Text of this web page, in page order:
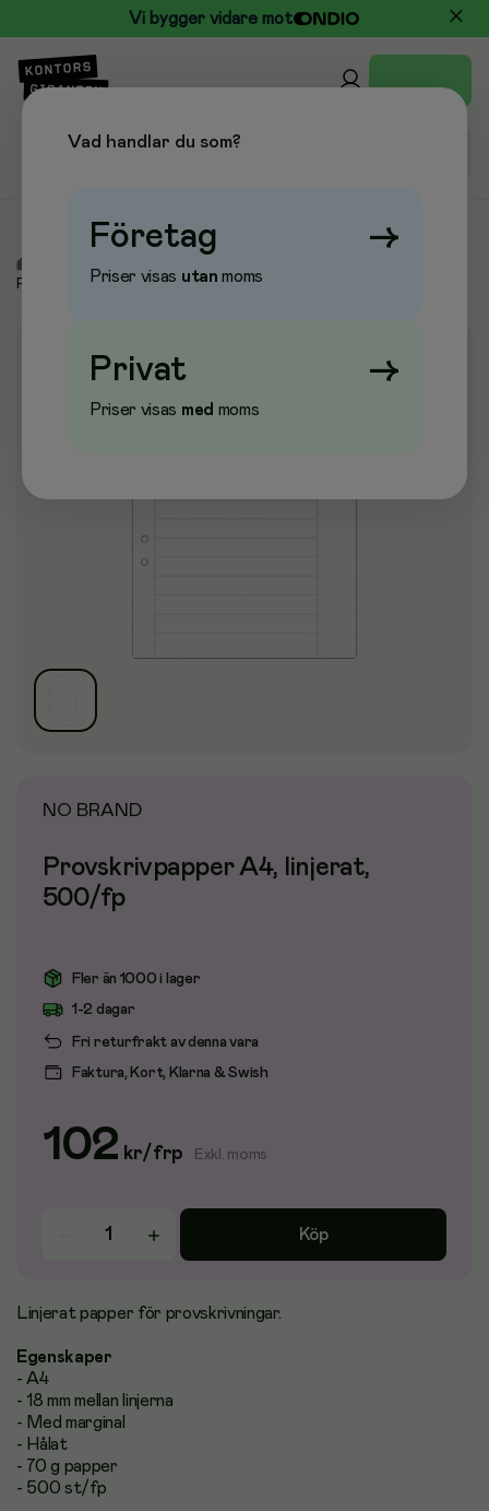
Vi bygger vidare mot
Provskrivningspapper
NO BRAND
Provskrivpapper A4, linjerat,
500/fp
Fler än 1000 i lager
Fri returfrakt av denna vara
1-2 dagar
Faktura, Kort, Klarna & Swish
102 kr/frp Exkl. moms
Köp
Linjerat papper för provskrivningar.
Egenskaper
- A4
- 18 mm mellan linjerna
- Med marginal
- Hålat
- 70 g papper
- 500 st/fp
Vad handlar du som?
Företag →
Priser visas utan moms
Privat →
Priser visas med moms